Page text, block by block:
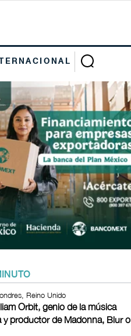
Reino Unido
Orbit, genio de la música
y productor de Madonna, Blur o